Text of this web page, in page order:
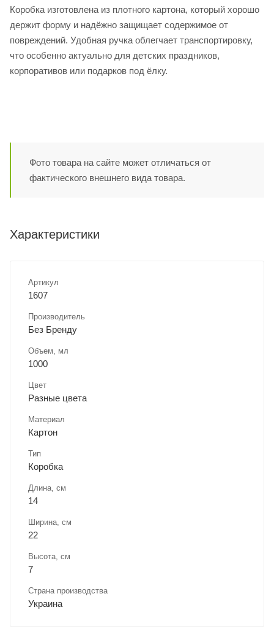
Коробка изготовлена из плотного картона, который хорошо
держит форму и надёжно защищает содержимое от
повреждений. Удобная ручка облегчает транспортировку,
что особенно актуально для детских праздников,
корпоративов или подарков под ёлку.
Фото товара на сайте может отличаться от
фактического внешнего вида товара.
Характеристики
Артикул
1607
Производитель
Без Бренду
Объем, мл
1000
Цвет
Разные цвета
Материал
Картон
Тип
Коробка
Длина, cм
14
Ширина, cм
22
Высота, см
7
Страна производства
Украина